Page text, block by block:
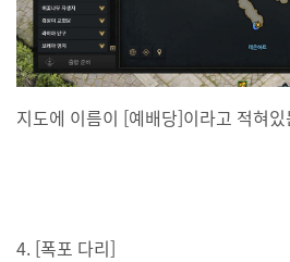
지도에 이름이 [예배당]이라고 적혀
4. [폭포 다리]